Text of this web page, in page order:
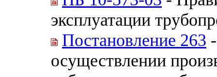
эксплуатации
Постановление 263
осуществлении